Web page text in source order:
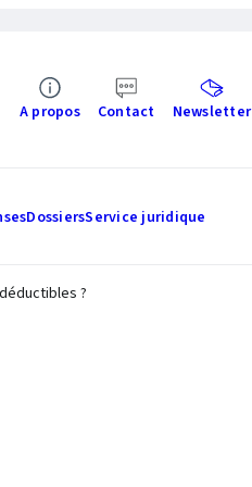
A propos Contact Newsletter
DossiersService juridique
?